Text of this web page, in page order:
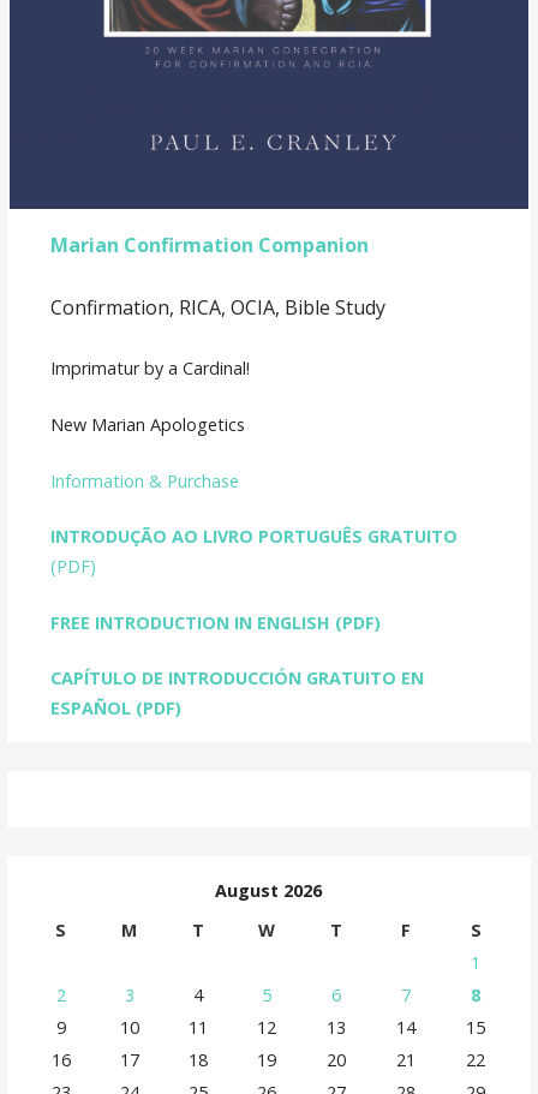
Marian Confirmation Companion
Confirmation, RICA, OCIA, Bible Study
Imprimatur by a Cardinal!
New Marian Apologetics
Information & Purchase
INTRODUÇÃO AO LIVRO PORTUGUÊS GRATUITO
(PDF)
FREE INTRODUCTION IN ENGLISH (PDF)
CAPÍTULO DE INTRODUCCIÓN GRATUITO EN
ESPAÑOL (PDF)
August 2026
S
M T W T F
S
1
2
3 4 5 6 7
8
9
10 11 12 13 14
15
16
17 18 19 20 21
22